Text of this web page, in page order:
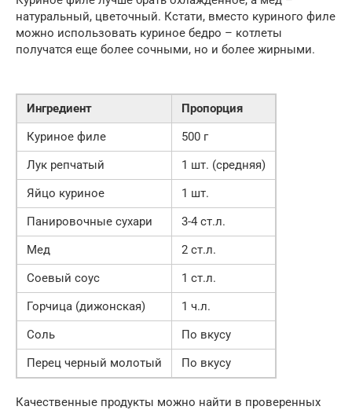
натуральный, цветочный. Кстати, вместо куриного филе
можно использовать куриное бедро – котлеты
получатся еще более сочными, но и более жирными.
Ингредиент
Пропорция
Куриное филе
500 г
Лук репчатый
1 шт. (средняя)
Яйцо куриное
1 шт.
Панировочные сухари
3-4 ст.л.
Мед
2 ст.л.
Соевый соус
1 ст.л.
Горчица (дижонская)
1 ч.л.
Соль
По вкусу
Перец черный молотый
По вкусу
Качественные продукты можно найти в проверенных